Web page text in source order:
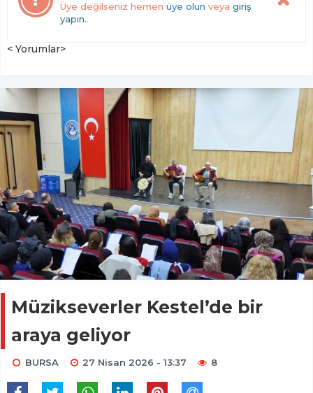
Üye değilseniz hemen üye olun veya giriş
yapın..
< Yorumlar>
Müzikseverler Kestel’de bir
araya geliyor
BURSA 27 Nisan 2026 - 13:37 8